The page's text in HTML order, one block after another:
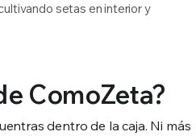
setas en interior y
ComoZeta?
dentro de la caja. Ni más